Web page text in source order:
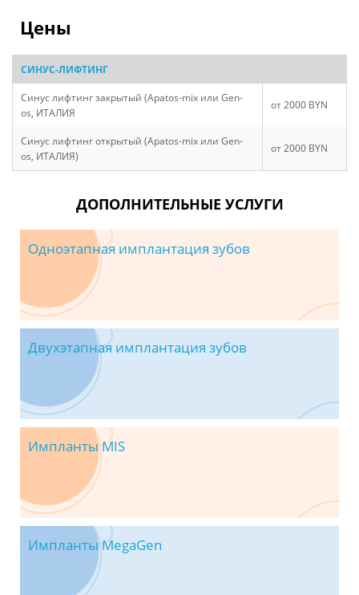
Цены
СИНУС-ЛИФТИНГ
Синус лифтинг закрытый (Аpatos-mix или Gen-
os, ИТАЛИЯ
от 2000 BYN
Синус лифтинг открытый (Аpatos-mix или Gen-
os, ИТАЛИЯ)
от 2000 BYN
ДОПОЛНИТЕЛЬНЫЕ УСЛУГИ
Одноэтапная имплантация зубов
Двухэтапная имплантация зубов
Импланты MIS
Импланты MegaGen